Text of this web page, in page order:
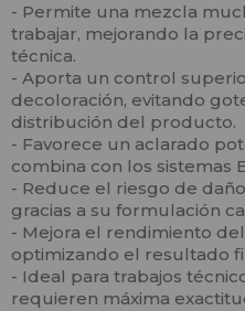
- Permite una mezcla
trabajar, mejorando la
técnica.
- Aporta un control
decoloración, evitando
distribución del producto.
- Favorece un aclarado
combina con los sistemas
- Reduce el riesgo de
gracias a su formulación
- Mejora el rendimiento
optimizando el resultado
- Ideal para trabajos
requieren máxima